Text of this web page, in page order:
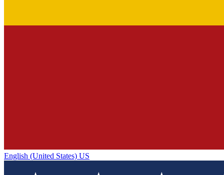
English (United States) US